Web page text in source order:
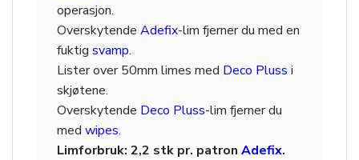
operasjon.
Overskytende Adefix-lim fjerner du med en
fuktig svamp.
Lister over 50mm limes med Deco Pluss i
skjøtene.
Overskytende Deco Pluss-lim fjerner du
med wipes.
Limforbruk: 2,2 stk pr. patron Adefix.